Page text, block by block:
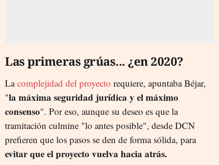
Las primeras grúas... ¿en 2020?
Lacomplejidad del proyecto requiere, apuntaba Béjar,
"la máxima seguridad jurídica y el máximo
consenso". Por eso, aunque su deseo es que la
tramitación culmine "lo antes posible", desde DCN
prefieren que los pasos se den de forma sólida, para
evitar que el proyecto vuelva hacia atrás.